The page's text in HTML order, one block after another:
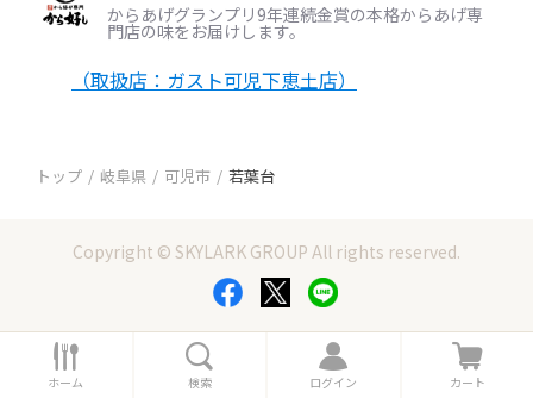
からあげグランプリ9年連続金賞の本格からあげ専
門店の味をお届けします。
（取扱店：ガスト可児下恵土店）
トップ 岐阜県 可児市 若葉台
Copyright © SKYLARK GROUP All rights reserved.
ホ
ー
ホーム 索
検索
ロ
グ
ログイン
カ
ー
カート